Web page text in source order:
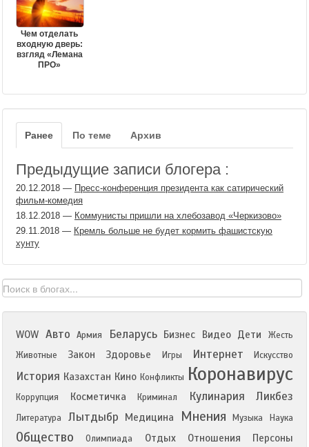
Чем отделать
входную дверь:
взгляд «Лемана
ПРО»
Ранее По теме Архив
Предыдущие записи блогера :
20.12.2018 — Пресс-конференция президента как сатирический
фильм-комедия
18.12.2018 — Коммунисты пришли на хлебозавод «Черкизово»
29.11.2018 — Кремль больше не будет кормить фашистскую
хунту
WOW Авто Армия Беларусь Бизнес Видео Дети
Жесть
Животные
Закон Здоровье Игры Интернет Искусство
История Казахстан Кино Конфликты Коронавирус
Коррупция Косметичка Криминал Кулинария Ликбез
Литература Лытдыбр Медицина Мнения Музыка Наука
Общество Олимпиада Отдых Отношения Персоны